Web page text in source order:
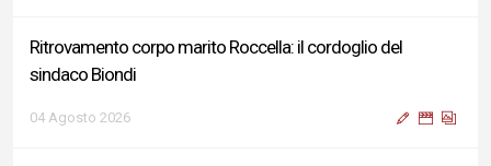
Ritrovamento corpo marito Roccella: il cordoglio del
sindaco Biondi
04 Agosto 2026